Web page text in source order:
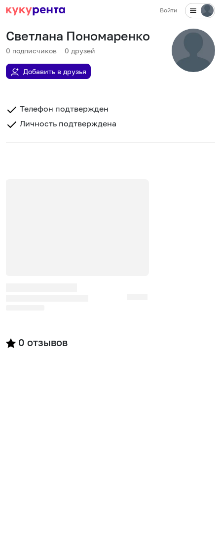
Войти
Светлана Пономаренко
0 подписчиков 0 друзей
Добавить в друзья
Телефон подтвержден
Личность подтверждена
0 отзывов